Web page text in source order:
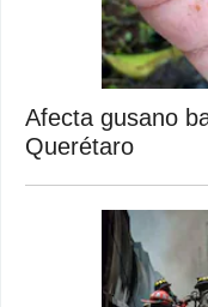
Afecta gusano
Querétaro